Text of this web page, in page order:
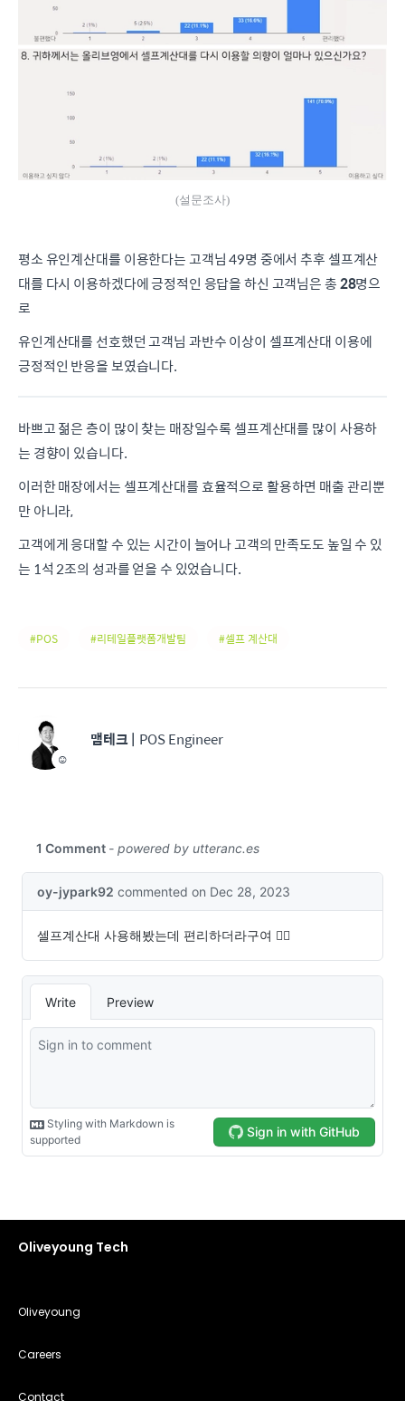
(설문조사)
평소 유인계산대를 이용한다는 고객님 49명 중에서 추후 셀프계산
대를 다시 이용하겠다에 긍정적인 응답을 하신 고객님은 총28명으
로
유인계산대를 선호했던 고객님 과반수 이상이 셀프계산대 이용에
긍정적인 반응을 보였습니다.
바쁘고 젊은 층이 많이 찾는 매장일수록 셀프계산대를 많이 사용하
는 경향이 있습니다.
이러한 매장에서는 셀프계산대를 효율적으로 활용하면 매출 관리뿐
만 아니라,
고객에게 응대할 수 있는 시간이 늘어나 고객의 만족도도 높일 수 있
는 1석 2조의 성과를 얻을 수 있었습니다.
POS 리테일플랫폼개발팀 셀프 계산대
☺️
맴테크| POS Engineer
Oliveyoung Tech
Oliveyoung
Careers
Contact